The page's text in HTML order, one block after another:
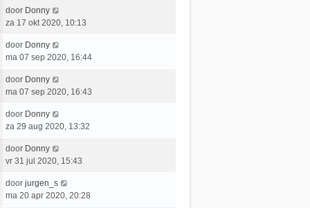
c
h
e
c
h
e
b
e
c
h
t
s
e
b
e
c
h
L
a
t
s
e
b
e
c
h
door Donny
za 17 okt 2020, 10:13
L
a
t
s
e
b
e
c
h
door Donny
ma 07 sep 2020, 16:44
L
a
t
s
e
b
e
door Donny
ma 07 sep 2020, 16:43
L
a
t
s
e
b
door Donny
za 29 aug 2020, 13:32
L
a
t
s
door Donny
vr 31 jul 2020, 15:43
L
a
door jurgen_s
ma 20 apr 2020, 20:28